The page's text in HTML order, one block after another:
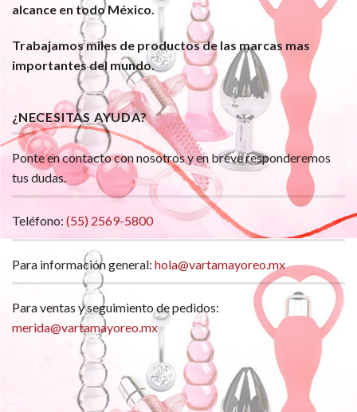
alcance en todo México.
Trabajamos miles de productos de las marcas mas
importantes del mundo.
¿NECESITAS AYUDA?
Ponte en contacto con nosotros y en breve responderemos
tus dudas.
Teléfono: (55) 2569-5800
Para información general: hola@vartamayoreo.mx
Para ventas y seguimiento de pedidos:
merida@vartamayoreo.mx